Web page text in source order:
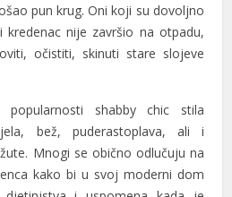
pun krug. Oni koji su dovoljno
kredenac nije završio na otpadu,
očistiti, skinuti stare slojeve
popularnosti shabby chic stila
bež, puderastoplava, ali i
Mnogi se obično odlučuju na
kako bi u svoj moderni dom